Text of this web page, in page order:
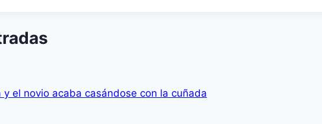
el novio acaba casándose con la cuñada